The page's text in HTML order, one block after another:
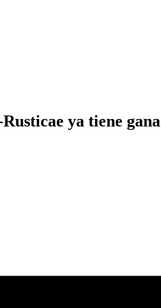
ya tiene